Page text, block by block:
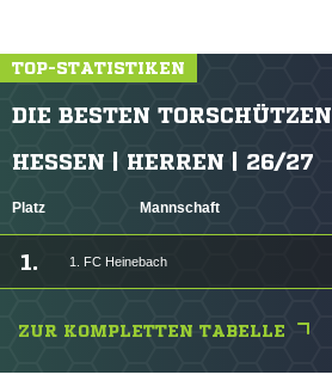
TOP-STATISTIKEN
DIE BESTEN TORSCHÜTZEN
HESSEN | HERREN | 26/27
Platz Mannschaft
1. 1. FC Heinebach
ZUR KOMPLETTEN TABELLE